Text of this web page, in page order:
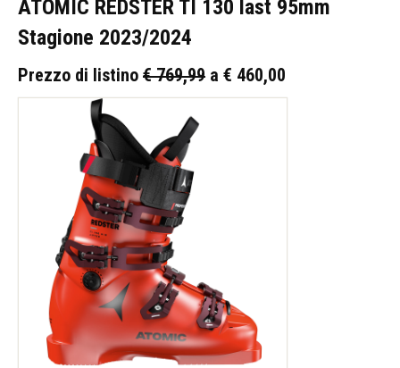
ATOMIC REDSTER TI 130 last 95mm
Stagione 2023/2024
Prezzo di listino € 769,99 a € 460,00